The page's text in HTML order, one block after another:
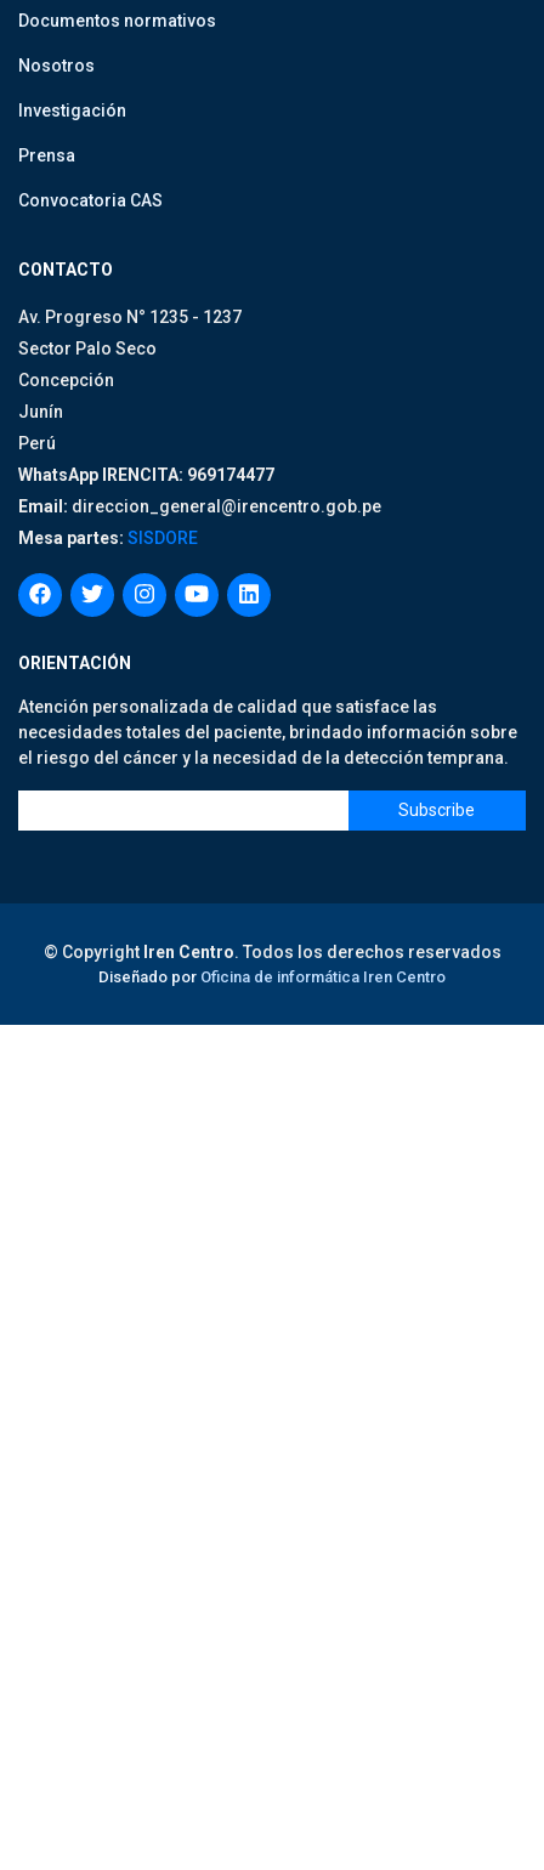
Documentos normativos
Nosotros
Investigación
Prensa
Convocatoria CAS
CONTACTO
Av. Progreso N° 1235 - 1237
Sector Palo Seco
Concepción
Junín
Perú
WhatsApp IRENCITA: 969174477
Email: direccion_general@irencentro.gob.pe
Mesa partes: SISDORE
ORIENTACIÓN
Atención personalizada de calidad que satisface las
necesidades totales del paciente, brindado información sobre
el riesgo del cáncer y la necesidad de la detección temprana.
© Copyright Iren Centro. Todos los derechos reservados
Diseñado por Oficina de informática Iren Centro